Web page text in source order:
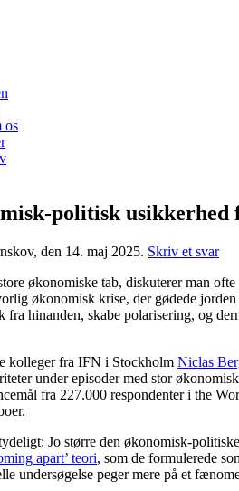
os
politisk usikkerhed
den 14. maj 2025. Skriv et svar
økonomiske tab, diskuterer man
økonomisk krise, der gødede
fra hinanden, skabe polarisering, og
kolleger fra IFN i Stockholm Niclas
under episoder med stor
fra 227.000 respondenter i the
Jo større den økonomisk-
apart’ teori, som de formulerede
undersøgelse peger mere på et